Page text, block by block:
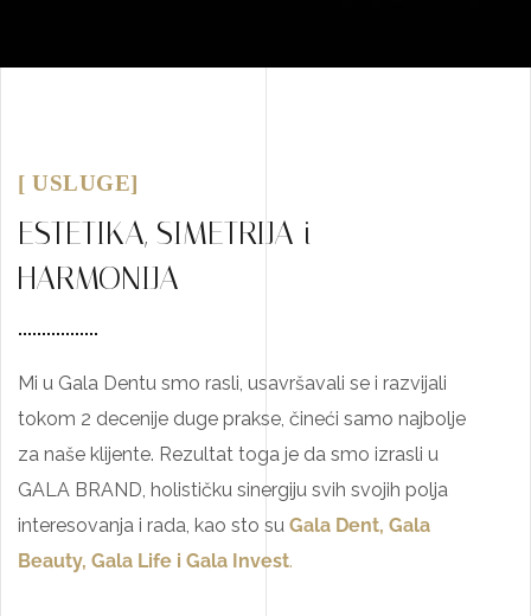
[ USLUGE]
ESTETIKA, SIMETRIJA i
HARMONIJA
Mi u Gala Dentu smo rasli, usavršavali se i razvijali
tokom 2 decenije duge prakse, čineći samo najbolje
za naše klijente. Rezultat toga je da smo izrasli u
GALA BRAND, holističku sinergiju svih svojih polja
interesovanja i rada, kao sto su Gala Dent, Gala
Beauty, Gala Life i Gala Invest.